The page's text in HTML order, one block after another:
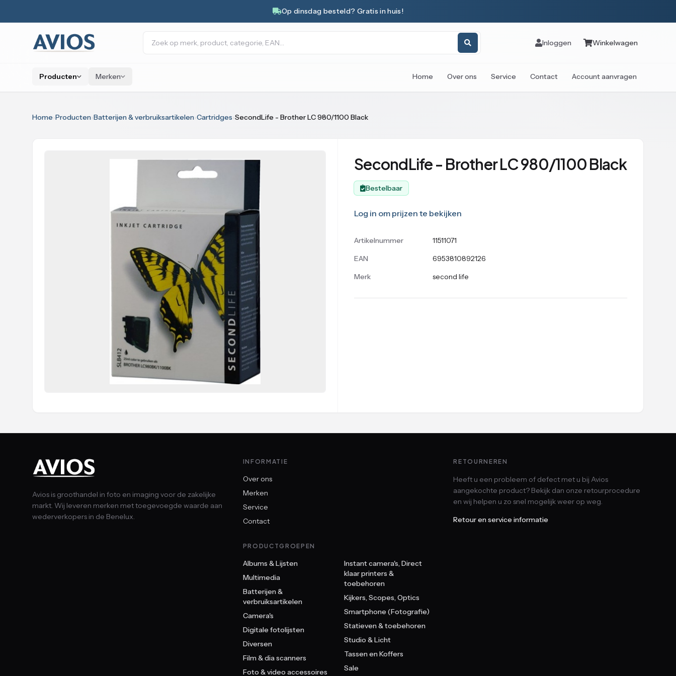
Op dinsdag besteld? Gratis in huis!
Inloggen Winkelwagen
Producten Merken Home Over ons Service Contact Account aanvragen
Home›Producten›Batterijen & verbruiksartikelen›Cartridges›SecondLife - Brother LC 980/1100 Black
SecondLife - Brother LC 980/1100 Black
Bestelbaar
Log in om prijzen te bekijken
Artikelnummer
11511071
EAN
6953810892126
Merk
second life
Avios is groothandel in foto en imaging voor de zakelijke
markt. Wij leveren merken met toegevoegde waarde aan
wederverkopers in de Benelux.
INFORMATIE
Over ons
Merken
Service
Contact
PRODUCTGROEPEN
Albums & Lijsten
Multimedia
Batterijen &
verbruiksartikelen
Camera's
Digitale fotolijsten
Diversen
Film & dia scanners
Foto & video accessoires
Instant camera's, Direct
klaar printers &
toebehoren
Kijkers, Scopes, Optics
Smartphone (Fotografie)
Statieven & toebehoren
Studio & Licht
Tassen en Koffers
Sale
RETOURNEREN
Heeft u een probleem of defect met u bij Avios
aangekochte product? Bekijk dan onze retourprocedure
en wij helpen u zo snel mogelijk weer op weg.
Retour en service informatie